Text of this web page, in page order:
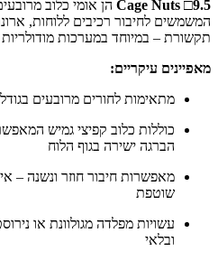
Cage Nuts □9.5
המשמשים לחיבור רכיבים ללוחות,
תקשורת – במיוחד במערכות
מאפיינים עיקריים:
מתאימות לחורים מרובעים בגודל 9.5×9.5 מ"מ
כוללות כלוב קפיצי גמיש
הברגה ישירה בגוף הלוח
מאפשרות חיבור חוזר ונשנה –
שוטפת
עשויות מפלדה מגולוונת או
ובלאי